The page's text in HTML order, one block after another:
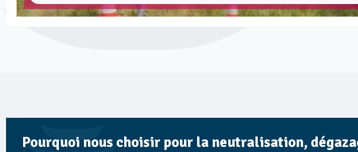
Pourquoi nous choisir pour la neutralisation,